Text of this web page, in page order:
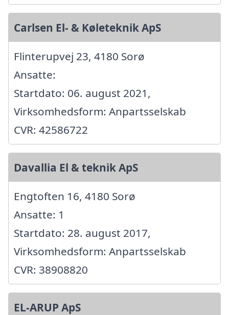
Carlsen El- & Køleteknik ApS
Flinterupvej 23, 4180 Sorø
Ansatte:
Startdato: 06. august 2021,
Virksomhedsform: Anpartsselskab
CVR: 42586722
Davallia El & teknik ApS
Engtoften 16, 4180 Sorø
Ansatte: 1
Startdato: 28. august 2017,
Virksomhedsform: Anpartsselskab
CVR: 38908820
EL-ARUP ApS